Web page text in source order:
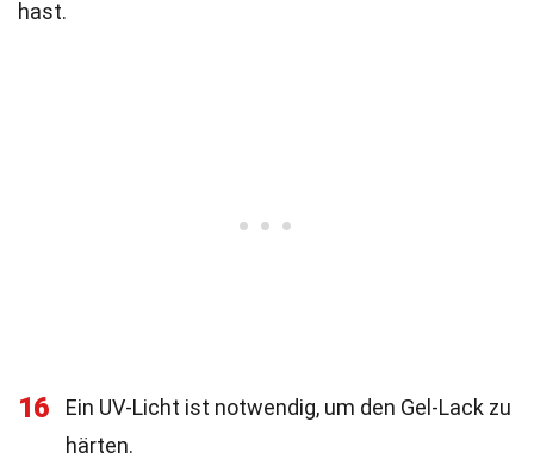
hast.
16
Ein UV-Licht ist notwendig, um den Gel-Lack zu
härten.